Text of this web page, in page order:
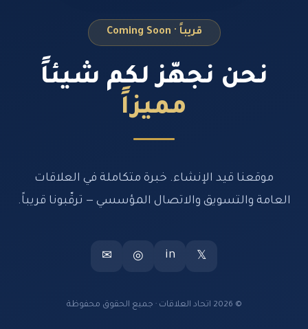
قريباً · Coming Soon
نحن نجهّز لكم شيئاً
مميزاً
موقعنا قيد الإنشاء. خبرة متكاملة في العلاقات
العامة والتسويق والاتصال المؤسسي — ترقّبونا قريباً.
𝕏
in
◎
✉
© 2026 اتحاد العلاقات · جميع الحقوق محفوظة